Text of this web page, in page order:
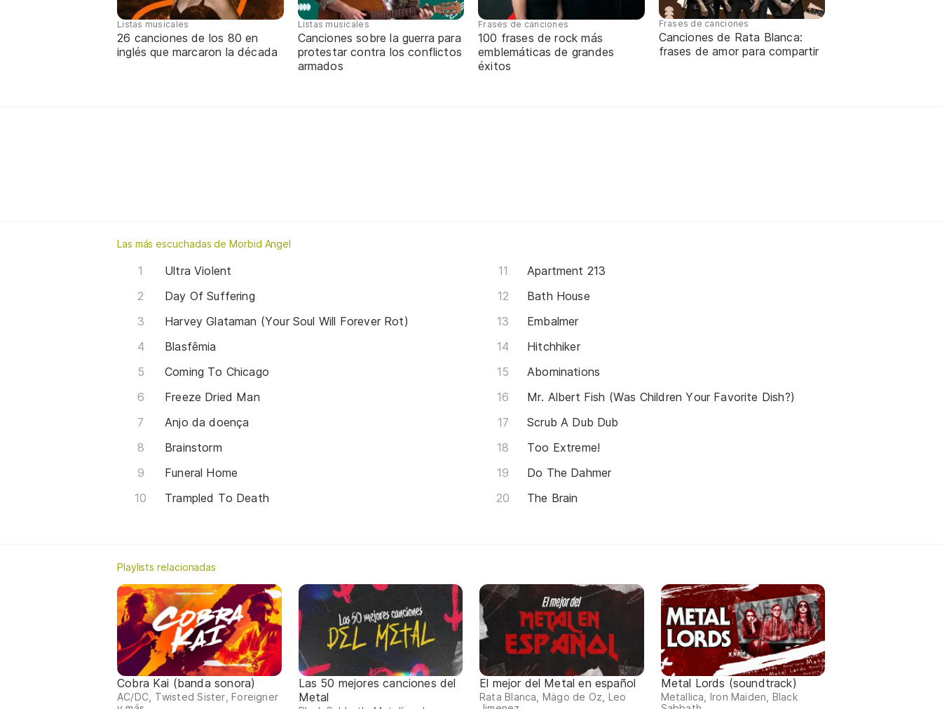
Listas musicales
26 canciones de los 80 en
inglés que marcaron la década
Listas musicales
Canciones sobre la guerra para
protestar contra los conflictos
armados
Frases de canciones
100 frases de rock más
emblemáticas de grandes
éxitos
Frases de canciones
Canciones de Rata Blanca:
frases de amor para compartir
Las más escuchadas de Morbid Angel
Ultra Violent
Day Of Suffering
Harvey Glataman (Your Soul Will Forever Rot)
Blasfêmia
Coming To Chicago
Freeze Dried Man
Anjo da doença
Brainstorm
Funeral Home
Trampled To Death
Apartment 213
Bath House
Embalmer
Hitchhiker
Abominations
Mr. Albert Fish (Was Children Your Favorite Dish?)
Scrub A Dub Dub
Too Extreme!
Do The Dahmer
The Brain
Playlists relacionadas
Cobra Kai (banda sonora)
AC/DC, Twisted Sister, Foreigner
Las 50 mejores canciones del
Metal
El mejor del Metal en español
Rata Blanca, Mägo de Oz, Leo
Metal Lords (soundtrack)
Metallica, Iron Maiden, Black